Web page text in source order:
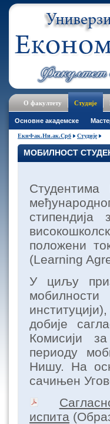
О факултету Студије
Основне академске
ЕкнФак.Ни.ак.Срб Студије
МОБИЛНОСТ
Студентима
стипендија
положени
(Learning
У циљу
добије
Комисији
периоду
Нишу. На
сачињен
испита